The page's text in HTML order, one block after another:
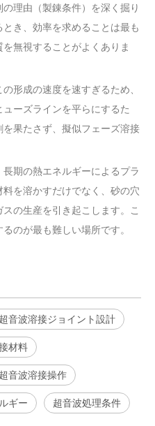
理由（製錬条件）を深く掘り
き、効率を求めることは最も
無視することがよくありま
形成の速度を速すぎるため、
ーズラインを平らにするた
果たさず、擬似フェーズ溶接
期の熱エネルギーによるプラ
を溶かすだけでなく、砂の穴
の生産を引き起こします。こ
のが最も難しい場所です。
超音波溶接ジョイント設計
材料
超音波溶接操作
ギー 超音波処理条件